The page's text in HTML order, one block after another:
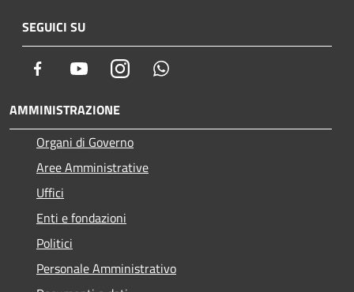
SEGUICI SU
Facebook YoutubeInstagram
AMMINISTRAZIONE
Organi di Governo
Aree Amministrative
Uffici
Enti e fondazioni
Politici
Personale Amministrativo